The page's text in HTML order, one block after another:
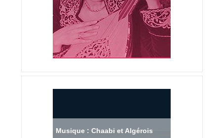
Musique : Chaabi et Algérois